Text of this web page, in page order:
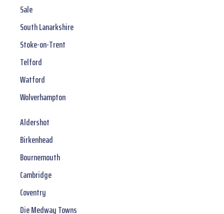
Sale
South Lanarkshire
Stoke-on-Trent
Telford
Watford
Wolverhampton
Aldershot
Birkenhead
Bournemouth
Cambridge
Coventry
Die Medway Towns